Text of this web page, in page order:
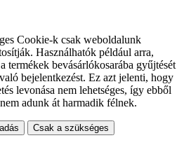
Cookie-k csak weboldalunk
Használhatók például arra,
termékek bevásárlókosarába gyűjtését
bejelentkezést. Ez azt jelenti, hogy
levonása nem lehetséges, így ebből
adunk át harmadik félnek.
Csak a szükséges